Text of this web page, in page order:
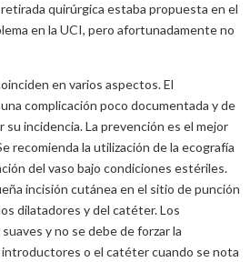
quirúrgica estaba propuesta en el
en la UCI, pero afortunadamente no
en varios aspectos. El
complicación poco documentada y de
su incidencia. La prevención es el mejor
recomienda la utilización de la ecografía
del vaso bajo condiciones estériles.
incisión cutánea en el sitio de punción
dilatadores y del catéter. Los
y no se debe de forzar la
o el catéter cuando se nota